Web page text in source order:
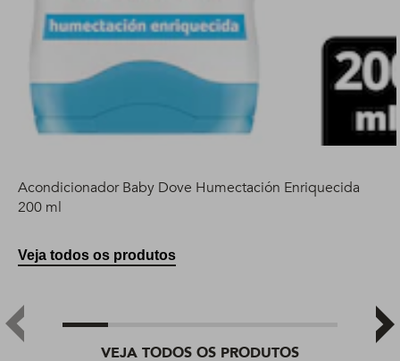
VEJA TODOS OS PRODUTOS
Acondicionador Baby Dove Humectación Enriquecida
200 ml
Veja todos os produtos